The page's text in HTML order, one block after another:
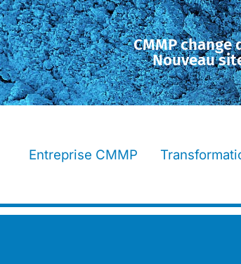
CMMP change
Nouveau
Entreprise CMMP